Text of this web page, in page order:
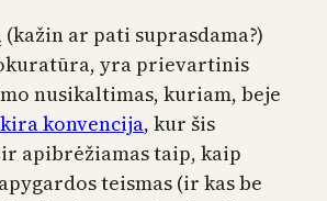
ar pati suprasdama?)
yra prievartinis
nusikaltimas, kuriam, beje
konvencija, kur šis
apibrėžiamas taip, kaip
teismas (ir kas be